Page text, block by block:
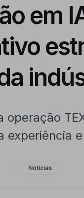
em
operação
experiência
Notícias